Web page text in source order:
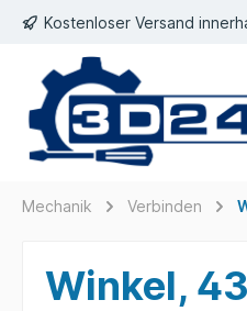
springen
Kostenloser Versand
Mechanik Verbinden
Winkel,